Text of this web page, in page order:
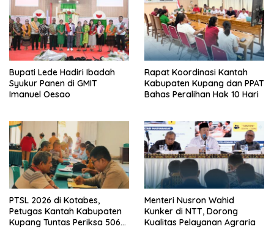
Bupati Lede Hadiri Ibadah
Syukur Panen di GMIT
Imanuel Oesao
Rapat Koordinasi Kantah
Kabupaten Kupang dan PPAT
Bahas Peralihan Hak 10 Hari
PTSL 2026 di Kotabes,
Petugas Kantah Kabupaten
Kupang Tuntas Periksa 506
Menteri Nusron Wahid
Kunker di NTT, Dorong
Kualitas Pelayanan Agraria